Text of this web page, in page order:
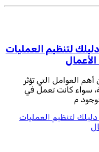
لتنظيم العمليات
العوامل التي تؤثر
سواء كانت تعمل في
فوجود م
دليلك لتنظيم العمليات